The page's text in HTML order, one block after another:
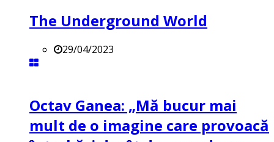
The Underground World
29/04/2023
Octav Ganea: „Mă bucur mai
mult de o imagine care provoacă